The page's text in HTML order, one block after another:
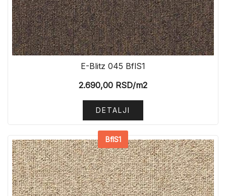
E-Blitz 045 BflS1
2.690,00 RSD/m2
DETALJI
BflS1